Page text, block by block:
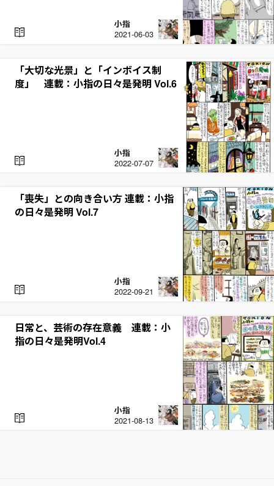
小指
2021-06-03
R
E
「大切な光景」と「インボイス制
度」 連載：小指の日々是発明 Vol.6
小指
2022-07-07
R
E
「喪失」との向き合い方 連載：小指
の日々是発明 Vol.7
小指
2022-09-21
R
E
日常と、芸術の存在意義 連載：小
指の日々是発明Vol.4
小指
2021-08-13
R
E